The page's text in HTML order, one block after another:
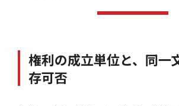
権利の成立単位と、同一
存可否